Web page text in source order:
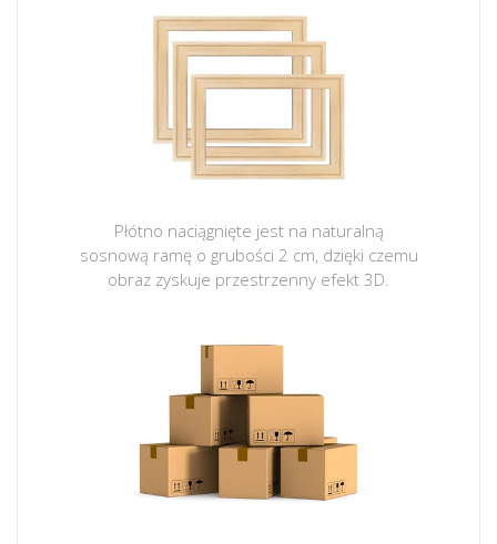
Płótno naciągnięte jest na naturalną
sosnową ramę o grubości 2 cm, dzięki czemu
obraz zyskuje przestrzenny efekt 3D.